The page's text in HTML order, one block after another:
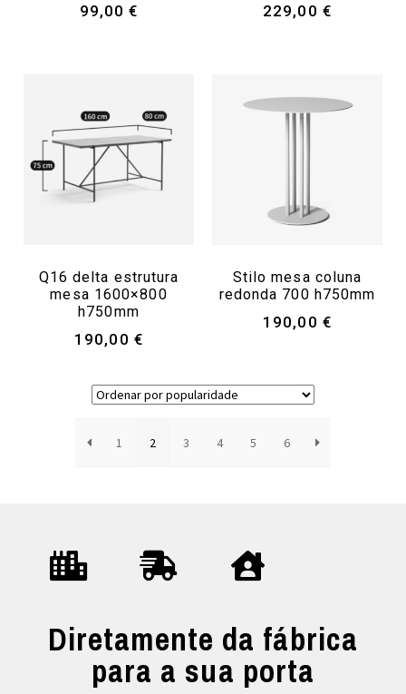
99,00€ 229,00 €
Q16 delta estrutura
mesa 1600×800
h750mm
190,00 €
Stilo mesa coluna
redonda 700 h750mm
190,00 €
1 2 3 4 5 6
Diretamente da fábrica
para a sua porta